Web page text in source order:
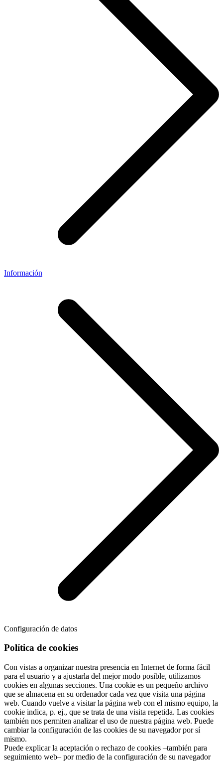
Información
Configuración de datos
Política de cookies
Con vistas a organizar nuestra presencia en Internet de forma fácil
para el usuario y a ajustarla del mejor modo posible, utilizamos
cookies en algunas secciones. Una cookie es un pequeño archivo
que se almacena en su ordenador cada vez que visita una página
web. Cuando vuelve a visitar la página web con el mismo equipo, la
cookie indica, p. ej., que se trata de una visita repetida. Las cookies
también nos permiten analizar el uso de nuestra página web. Puede
cambiar la configuración de las cookies de su navegador por sí
mismo.
Puede explicar la aceptación o rechazo de cookies –también para
seguimiento web– por medio de la configuración de su navegador